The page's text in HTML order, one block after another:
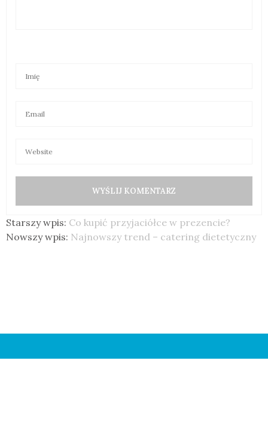
Starszy wpis: Co kupić przyjaciółce w prezencie?
Nowszy wpis: Najnowszy trend – catering dietetyczny